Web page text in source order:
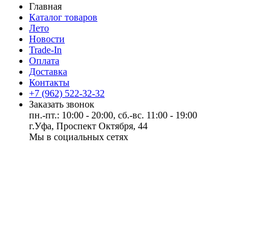
Главная
Каталог товаров
Лето
Новости
Trade-In
Оплата
Доставка
Контакты
+7 (962) 522-32-32
Заказать звонок
пн.-пт.: 10:00 - 20:00, сб.-вс. 11:00 - 19:00
г.Уфа, Проспект Октября, 44
Мы в социальных сетях